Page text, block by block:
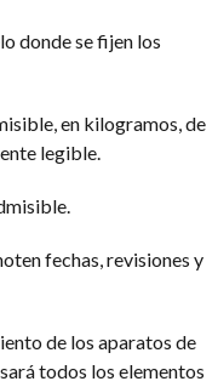
donde se fijen los
en kilogramos, de
legible.
fechas, revisiones y
de los aparatos de
todos los elementos